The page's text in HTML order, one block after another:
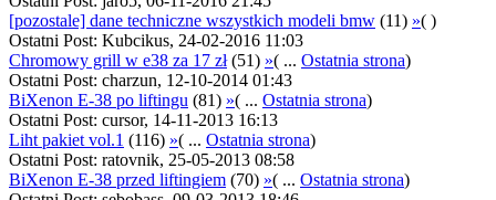
[pozostale] dane techniczne wszystkich modeli bmw (11) »( )
Ostatni Post: Kubcikus, 24-02-2016 11:03
Chromowy grill w e38 za 17 zł(51) »( ... Ostatnia strona)
Ostatni Post: charzun, 12-10-2014 01:43
BiXenon E-38 po liftingu (81) »( ... Ostatnia strona)
Ostatni Post: cursor, 14-11-2013 16:13
Liht pakiet vol.1 (116) »( ... Ostatnia strona)
Ostatni Post: ratovnik, 25-05-2013 08:58
BiXenon E-38 przed liftingiem (70) »( ... Ostatnia strona)